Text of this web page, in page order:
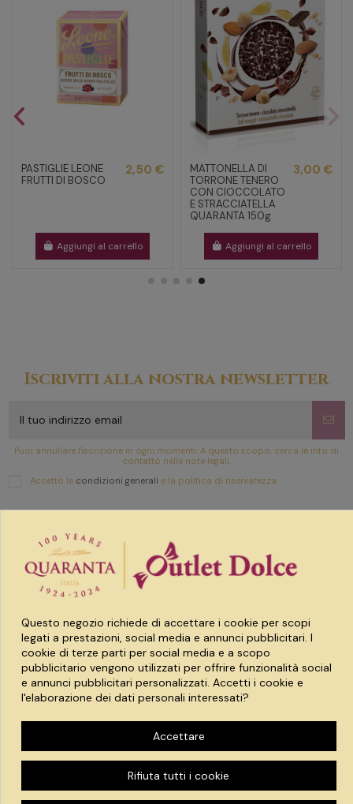
PASTIGLIE LEONE
FRUTTI DI BOSCO
2,50 €
Aggiungi al carrello
MATTONELLA DI
TORRONE TENERO
CON CIOCCOLATO
E STRACCIATELLA
QUARANTA 150g
3,00 €
Aggiungi al carrello
Iscriviti alla nostra newsletter
Puoi annullare l'iscrizione in ogni momenti. A questo scopo, cerca le info di
contatto nelle note legali.
Accetto le condizioni generali e la politica di riservatezza
Link utili
Prodotti
Account
Spaccio quaranta srl
Via Treviglio 8 24043 Caravaggio (BG)
P.IVA 03790050169| REA 408653
Credits: -
Questo negozio richiede di accettare i cookie per scopi
legati a prestazioni, social media e annunci pubblicitari. I
cookie di terze parti per social media e a scopo
pubblicitario vengono utilizzati per offrire funzionalità social
e annunci pubblicitari personalizzati. Accetti i cookie e
l'elaborazione dei dati personali interessati?
Accettare
Rifiuta tutti i cookie